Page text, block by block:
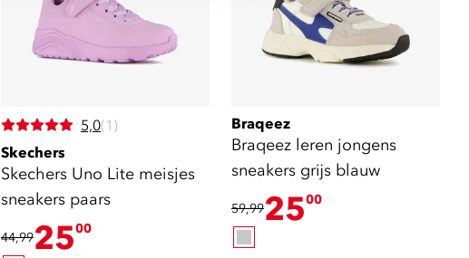
5,0(1)
Skechers
Skechers Uno Lite meisjes
sneakers paars
44,992500
Braqeez
Braqeez leren jongens
sneakers grijs blauw
59,992500